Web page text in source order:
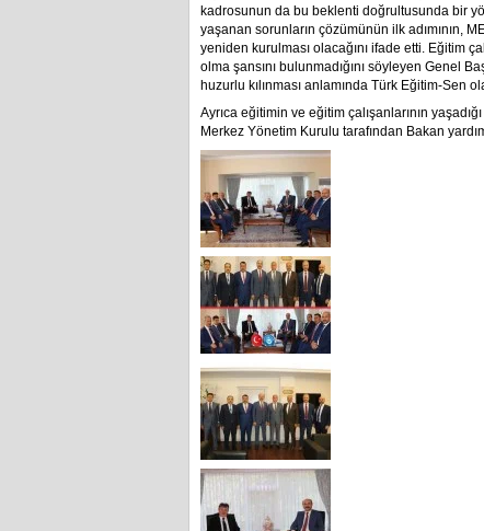
kadrosunun da bu beklenti doğrultusunda bir
yaşanan sorunların çözümünün ilk adımının,
yeniden kurulması olacağını ifade etti. Eğitim
olma şansını bulunmadığını söyleyen Genel
huzurlu kılınması anlamında Türk Eğitim-Sen
Ayrıca eğitimin ve eğitim çalışanlarının
Merkez Yönetim Kurulu tarafından Bakan